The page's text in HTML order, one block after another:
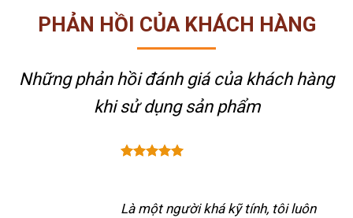
PHẢN HỒI CỦA KHÁCH HÀNG
Những phản hồi đánh giá của khách hàng
khi sử dụng sản phẩm
Là một người khá kỹ tính, tôi luôn